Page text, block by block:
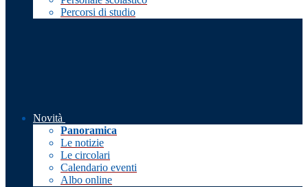
Percorsi di studio
Novità
Panoramica
Le notizie
Le circolari
Calendario eventi
Albo online